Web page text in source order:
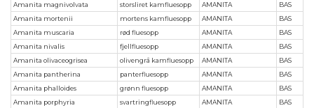
Amanita magnivolvata
storsliret kamfluesopp AMANITA
BAS
Amanita mortenii
mortens kamfluesopp AMANITA
BAS
Amanita muscaria
rød fluesopp AMANITA
BAS
Amanita nivalis
fjellfluesopp AMANITA
BAS
Amanita olivaceogrisea
olivengrå kamfluesopp AMANITA
BAS
Amanita pantherina
panterfluesopp AMANITA
BAS
Amanita phalloides
grønn fluesopp AMANITA
BAS
Amanita porphyria
svartringfluesopp AMANITA
BAS